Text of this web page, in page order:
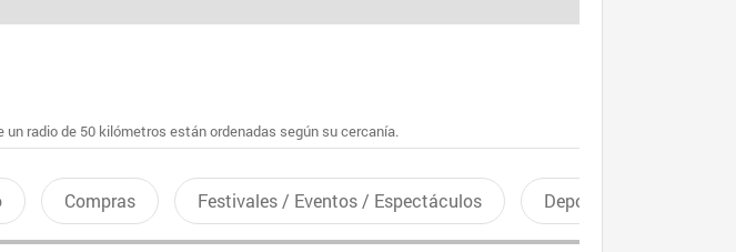
radio de 50 kilómetros están ordenadas según su cercanía.
Compras Festivales / Eventos / Espectáculos Deportes recreativos